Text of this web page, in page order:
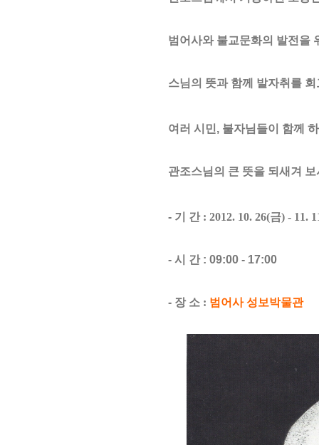
범어사와 불교문화의 발전을
스님의 뜻과 함께 발자취를
여러 시민, 불자님들이 함께
관조스님의 큰 뜻을 되새겨
- 기 간 : 2012. 10. 26(금) - 11.
- 시 간 : 09:00 - 17:00
- 장 소 : 범어사 성보박물관